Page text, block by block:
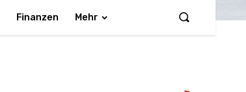
Finanzen Mehr